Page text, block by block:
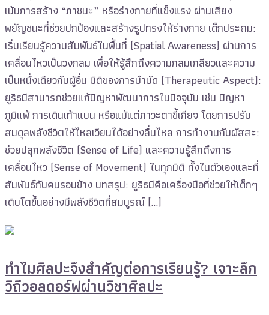
เน้นการสร้าง “ภาชนะ” หรือร่างกายที่แข็งแรง ผ่านเสียง
พยัญชนะที่ช่วยปกป้องและสร้างรูปทรงให้ร่างกาย เด็กประถม:
เริ่มเรียนรู้ความสัมพันธ์ในพื้นที่ (Spatial Awareness) ผ่านการ
เคลื่อนไหวเป็นวงกลม เพื่อให้รู้สึกถึงความกลมเกลียวและความ
เป็นหนึ่งเดียวกับผู้อื่น มิติของการบำบัด (Therapeutic Aspect):
ยูริธมีสามารถช่วยแก้ปัญหาพัฒนาการในปัจจุบัน เช่น ปัญหา
ภูมิแพ้ การเดินเท้าแบน หรือแม้แต่ภาวะตาขี้เกียจ โดยการปรับ
สมดุลพลังชีวิตให้ไหลเวียนได้อย่างลื่นไหล การทำงานกับผัสสะ:
ช่วยปลุกพลังชีวิต (Sense of Life) และความรู้สึกถึงการ
เคลื่อนไหว (Sense of Movement) ในทุกมิติ ทั้งในตัวเองและที่
สัมพันธ์กับคนรอบข้าง บทสรุป: ยูริธมีคือเครื่องมือที่ช่วยให้เด็กๆ
เติบโตขึ้นอย่างมีพลังชีวิตที่สมบูรณ์ […]
ทำไมศิลปะจึงสำคัญต่อการเรียนรู้? เจาะลึก
วิถีวอลดอร์ฟผ่านวิชาศิลปะ